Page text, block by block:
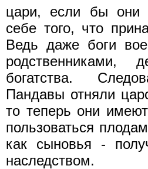
цари, если бы они
себе того, что
Ведь даже боги
родственниками,
богатства.
Пандавы отняли
то теперь они
пользоваться
как сыновья -
наследством.